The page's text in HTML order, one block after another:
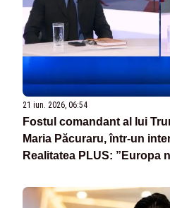
21 iun. 2026, 06:54
Fostul comandant al lui
Maria Păcuraru, într-un
Realitatea PLUS: ”Europa